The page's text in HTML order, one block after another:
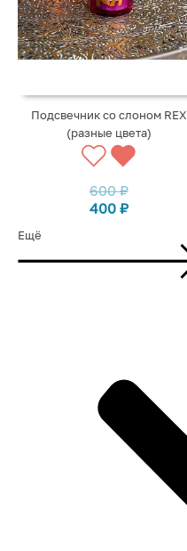
Подсвечник со слоном REX
(разные цвета)
600₽
400 ₽
Ещё